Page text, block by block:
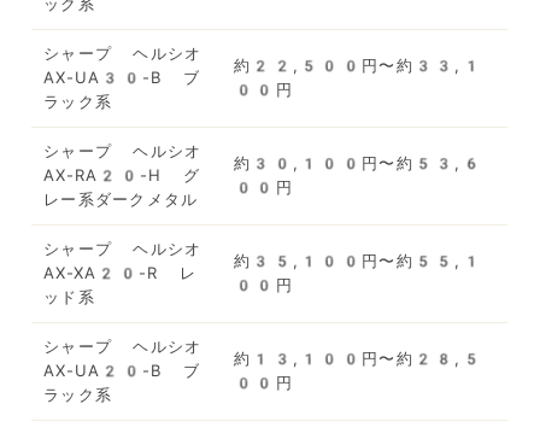
ック系
シャープ ヘルシオ
AX-UA30-B ブ
ラック系
約22,500円〜約33,1
00円
シャープ ヘルシオ
AX-RA20-H グ
レー系ダークメタル
約30,100円〜約53,6
00円
シャープ ヘルシオ
AX-XA20-R レ
ッド系
約35,100円〜約55,1
00円
シャープ ヘルシオ
AX-UA20-B ブ
ラック系
約13,100円〜約28,5
00円